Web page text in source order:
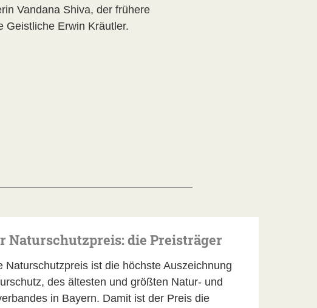
Vandana Shiva, der frühere
Geistliche Erwin Kräutler.
Naturschutzpreis: die Preisträger
Naturschutzpreis ist die höchste Auszeichnung
des ältesten und größten Natur- und
in Bayern. Damit ist der Preis die